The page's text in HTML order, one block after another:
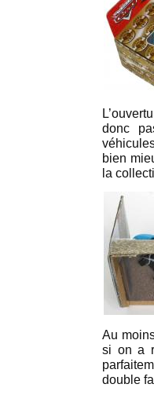
donc
bien
la
Au
si on a
double